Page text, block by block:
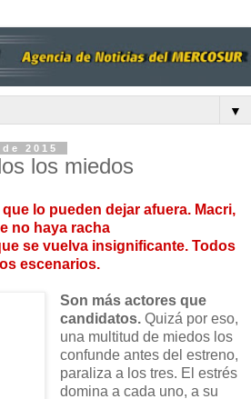
▼
2015
los miedos
lo pueden dejar afuera. Macri,
no haya racha
se vuelva insignificante. Todos
los escenarios.
Son más actores que
candidatos.Quizá por eso,
una multitud de miedos los
confunde antes del estreno,
paraliza a los tres. El estrés
domina a cada uno, a su